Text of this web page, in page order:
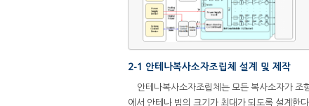
2-1 안테나복사소자조립체 설계 및 제작
안테나복사소자조립체는 모든 복사소자가
에서 안테나 빔의 크기가 최대가 되도록 설계한